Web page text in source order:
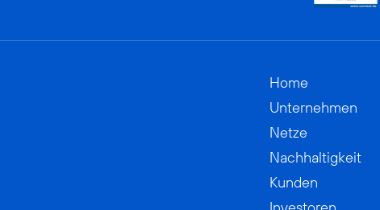
Home
Unternehmen
Netze
Nachhaltigkeit
Kunden